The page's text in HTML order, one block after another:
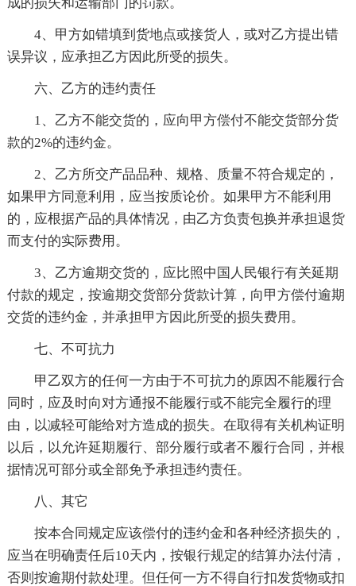
4、甲方如错填到货地点或接货人，或对乙方提出错
误异议，应承担乙方因此所受的损失。
六、乙方的违约责任
1、乙方不能交货的，应向甲方偿付不能交货部分货
款的2%的违约金。
2、乙方所交产品品种、规格、质量不符合规定的，
如果甲方同意利用，应当按质论价。如果甲方不能利用
的，应根据产品的具体情况，由乙方负责包换并承担退货
而支付的实际费用。
3、乙方逾期交货的，应比照中国人民银行有关延期
付款的规定，按逾期交货部分货款计算，向甲方偿付逾期
交货的违约金，并承担甲方因此所受的损失费用。
七、不可抗力
甲乙双方的任何一方由于不可抗力的原因不能履行合
同时，应及时向对方通报不能履行或不能完全履行的理
由，以减轻可能给对方造成的损失。在取得有关机构证明
以后，以允许延期履行、部分履行或者不履行合同，并根
据情况可部分或全部免予承担违约责任。
八、其它
按本合同规定应该偿付的违约金和各种经济损失的，
应当在明确责任后10天内，按银行规定的结算办法付清，
否则按逾期付款处理。但任何一方不得自行扣发货物或扣